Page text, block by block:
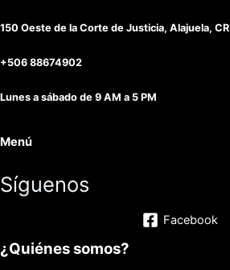
150 Oeste de la Corte de Justicia, Alajuela, CR
+506 88674902
Lunes a sábado de 9 AM a 5 PM
Menú
Síguenos
Facebook
¿Quiénes somos?